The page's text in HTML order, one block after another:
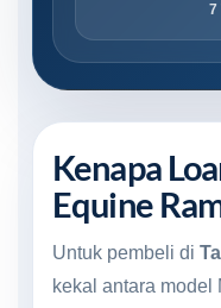
7
Kenapa
Equine
Untuk pembeli di
kekal antara model